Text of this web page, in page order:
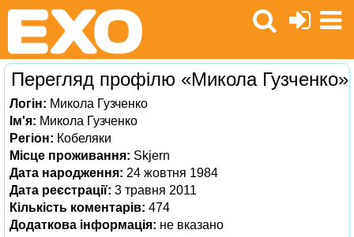
Перегляд профілю «Микола Гузченко»
Логін: Микола Гузченко
Ім'я: Микола Гузченко
Регіон: Кобеляки
Місце проживання: Skjern
Дата народження: 24 жовтня 1984
Дата реєстрації: 3 травня 2011
Кількість коментарів: 474
Додаткова інформація: не вказано